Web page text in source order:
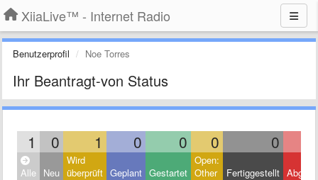
XiiaLive™ - Internet Radio
Benutzerprofil Noe Torres
Ihr Beantragt-von Status
1 0 1 0 0 0 0
Alle Neu
Wird
überprüft Geplant Gestartet
Open:
Other
Fertiggestellt